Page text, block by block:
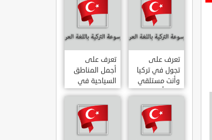
تعرف على
تجول في تركيا
وأنت مستلقي
على أريكتك
..السياحة
الافتراضية.
تعرف على
أجمل المناطق
السياحية في
اسطنبول
المشهورة في